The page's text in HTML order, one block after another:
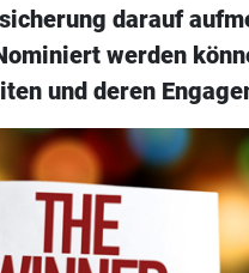
darauf
werden
und deren